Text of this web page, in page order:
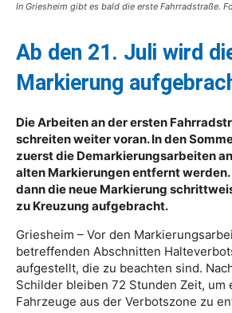
In Griesheim gibt es bald die erste Fahrradstraße.
Ab den 21. Juli wird
Markierung
Die Arbeiten an der ersten
schreiten weiter voran. In den
zuerst die Demarkierungsarbeiten
alten Markierungen entfernt werden.
dann die neue Markierung
zu Kreuzung aufgebracht.
Griesheim – Vor den
betreffenden Abschnitten
aufgestellt, die zu beachten sind.
Schilder bleiben 72 Stunden Zeit, um
Fahrzeuge aus der Verbotszone zu